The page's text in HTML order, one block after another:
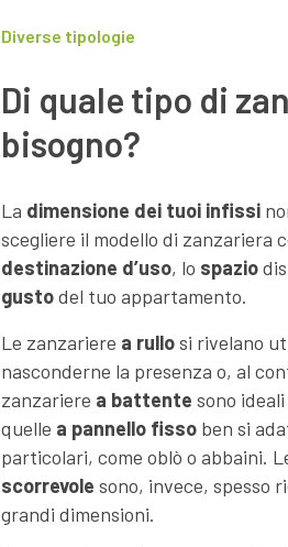
Diverse tipologie
Di quale tipo di
bisogno?
La dimensione dei tuoi infissi
scegliere il modello di zanzariera
destinazione d’uso, lo spazio
gustodel tuo appartamento.
Le zanzariere a rullosi rivelano
nasconderne la presenza o, al
zanzariere a battente sono
quelle a pannello fisso ben si
particolari, come oblò o abbaini.
scorrevole sono, invece, spesso
grandi dimensioni.